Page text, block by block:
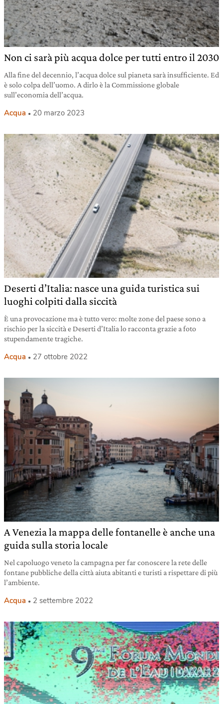
Non ci sarà più acqua dolce per tutti entro il 2030
Alla fine del decennio, l’acqua dolce sul pianeta sarà insufficiente. Ed
è solo colpa dell’uomo. A dirlo è la Commissione globale
sull’economia dell’acqua.
Acqua 20 marzo 2023
Deserti d’Italia: nasce una guida turistica sui
luoghi colpiti dalla siccità
È una provocazione ma è tutto vero: molte zone del paese sono a
rischio per la siccità e Deserti d’Italia lo racconta grazie a foto
stupendamente tragiche.
Acqua 27 ottobre 2022
A Venezia la mappa delle fontanelle è anche una
guida sulla storia locale
Nel capoluogo veneto la campagna per far conoscere la rete delle
fontane pubbliche della città aiuta abitanti e turisti a rispettare di più
l’ambiente.
Acqua 2 settembre 2022